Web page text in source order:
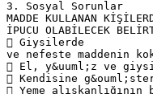
3. Sosyal Sorunlar
MADDE KULLANAN
İPUCU OLABİLECEK
 Giysilerde
ve nefeste maddenin
 El, y&uuml;z ve
 Kendisine
 Yeme alışkanlığının